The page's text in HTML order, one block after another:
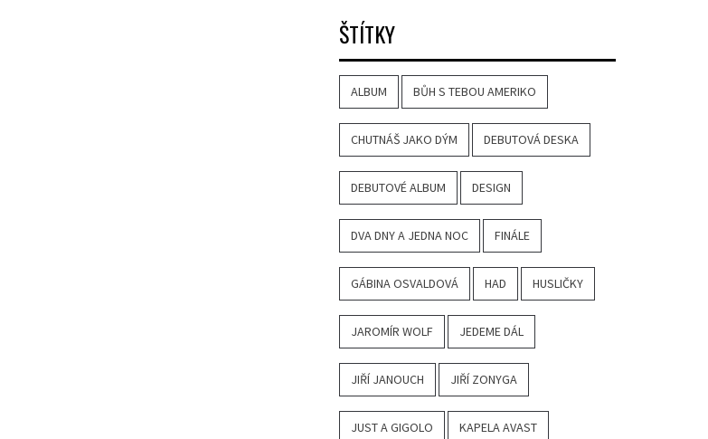
ŠTÍTKY
ALBUM BŮH S TEBOU AMERIKO
CHUTNÁŠ JAKO DÝM DEBUTOVÁ DESKA
DEBUTOVÉ ALBUM DESIGN
DVA DNY A JEDNA NOC FINÁLE
GÁBINA OSVALDOVÁ HAD HUSLIČKY
JAROMÍR WOLF JEDEME DÁL
JIŘÍ JANOUCH JIŘÍ ZONYGA
JUST A GIGOLO KAPELA AVAST